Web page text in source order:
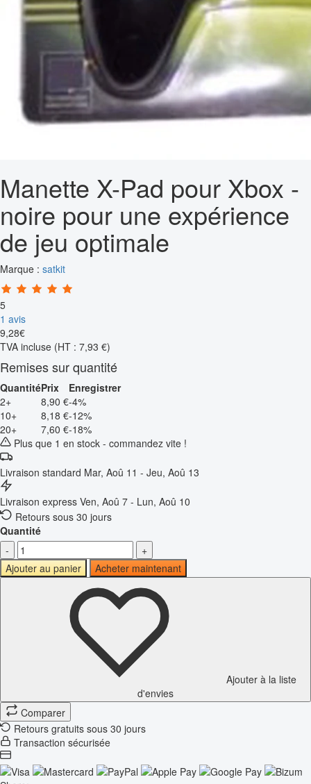
Manette X-Pad pour Xbox -
noire pour une expérience
de jeu optimale
Marque : satkit
5
1 avis
9,28€
TVA incluse (HT : 7,93 €)
Remises sur quantité
QuantitéPrix
Enregistrer
2+
8,90 €-4%
10+
8,18 €-12%
20+
7,60 €-18%
Plus que 1 en stock - commandez vite !
Livraison standard Mar, Aoû 11 - Jeu, Aoû 13
Livraison express Ven, Aoû 7 - Lun, Aoû 10
Retours sous 30 jours
Quantité
-
+
Ajouter au panier
Acheter maintenant
Ajouter à la liste
d'envies
Comparer
Retours gratuits sous 30 jours
Transaction sécurisée